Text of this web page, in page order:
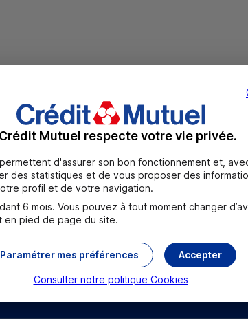
point relais Sourds et malentendants
Mutuel respecte votre vie privée.
d'assurer son bon fonctionnement et,
des statistiques et de vous proposer des
profil et de votre navigation.
6 mois. Vous pouvez à tout moment changer
en pied de page du site.
Accepter
Paramétrer mes préférences
Consulter notre politique Cookies